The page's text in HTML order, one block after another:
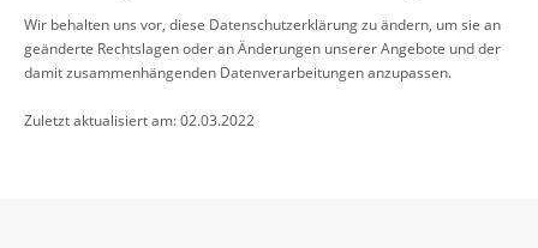
Wir behalten uns vor, diese Datenschutzerklärung zu ändern, um sie an
geänderte Rechtslagen oder an Änderungen unserer Angebote und der
damit zusammenhängenden Datenverarbeitungen anzupassen.
Zuletzt aktualisiert am: 02.03.2022